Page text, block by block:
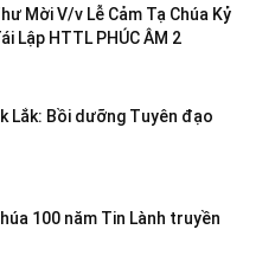
Mời V/v Lễ Cảm Tạ Chúa Kỷ
Lập HTTL PHÚC ÂM 2
Lắk: Bồi dưỡng Tuyên đạo
100 năm Tin Lành truyền